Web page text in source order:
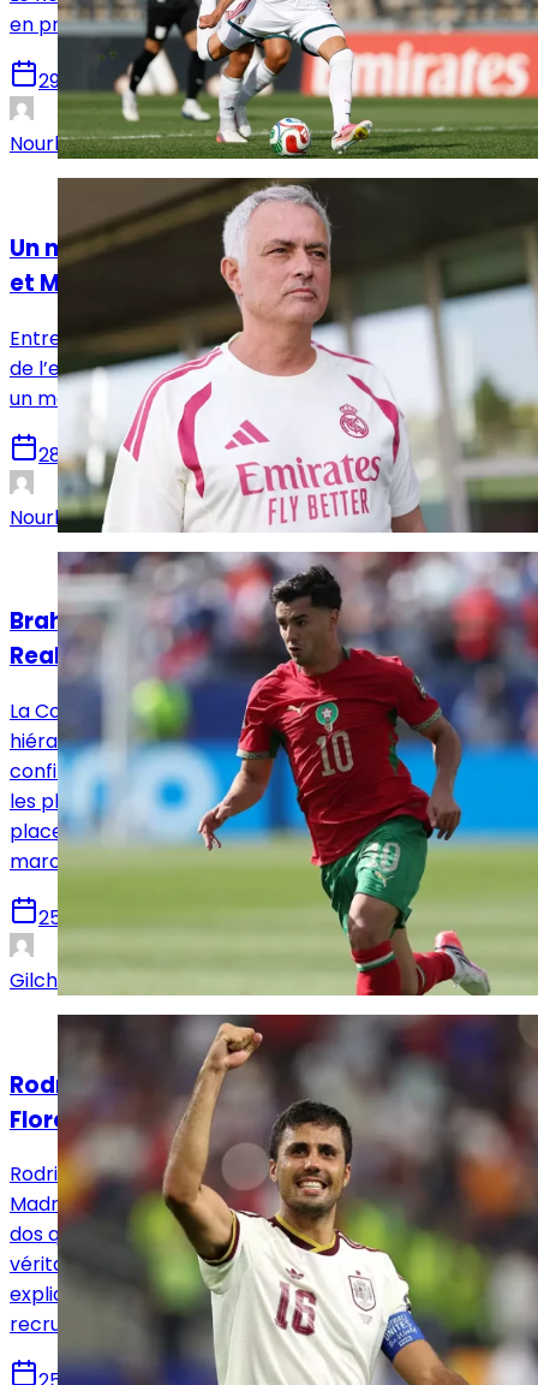
en préparation en dominant Leganés (4-1).
29 juillet 2026
Nourhane Haroui
Un mois d’août crucial attend le Real Madrid
et Mourinho
Entre la préparation estivale, le mercato et le retour
de l’ensemble de l’effectif, le Real Madrid entre dans
un mois d’août déterminant avant la reprise.
28 juillet 2026
Nourhane Haroui
Analyses
Brahim Díaz, l’avantage concurrentiel que le
Real Madrid ne peut pas négliger
La Coupe du monde 2026 n’a pas bouleversé la
hiérarchie du football mondial. Elle a néanmoins
confirmé l’installation du Maroc parmi les sélections
les plus compétitives de la planète. Que penser de la
place de Brahim et quels enjeux entourent l’hispano-
marocain ?
25 juillet 2026
Gilchrist Lawson
Analyses
Rodri au Real Madrid, l’évidence que
Florentino Pérez doit assumer
Rodri représente une opportunité rare pour le Real
Madrid. Son âge, son passé médical et l’opération du
dos qu’il doit prochainement subir imposent une
véritable prudence. Ils ne suffisent pourtant pas à
expliquer toutes les réticences autour de son
recrutement.